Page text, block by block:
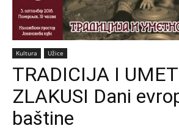
Kultura Užice
TRADICIJA I
ZLAKUSI Dani
baštine